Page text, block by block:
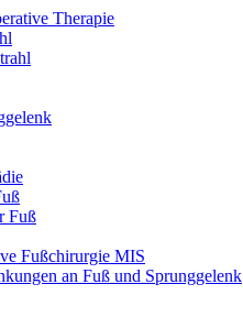
Therapie
Fuß
Fußchirurgie MIS
an Fuß und Sprunggelenk